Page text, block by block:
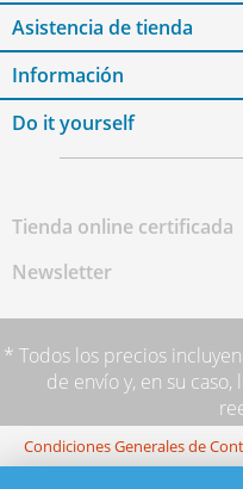
Asistencia de tienda
Información
Do it yourself
Tienda online certificada
Newsletter
* Todos los precios
de envíoy, en su caso,
Condiciones Generales de